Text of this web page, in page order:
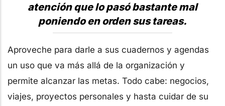
atención que lo pasó bastante mal
poniendo en orden sus tareas.
Aproveche para darle a sus cuadernos y agendas
un uso que va más allá de la organización y
permite alcanzar las metas. Todo cabe: negocios,
viajes, proyectos personales y hasta cuidar de su